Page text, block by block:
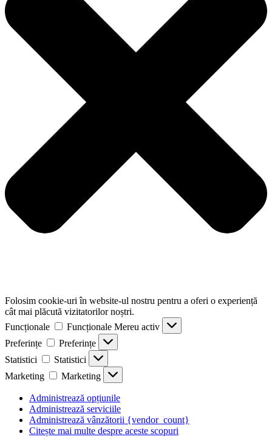
Folosim cookie-uri în website-ul nostru pentru a oferi o experiență
cât mai plăcută vizitatorilor noștri.
Funcționale
Funcționale Mereu activ
Preferințe
Preferințe
Statistici
Statistici
Marketing
Marketing
Administrează opțiunile
Administrează serviciile
Administrează vânzătorii {vendor_count}
Citește mai multe despre aceste scopuri